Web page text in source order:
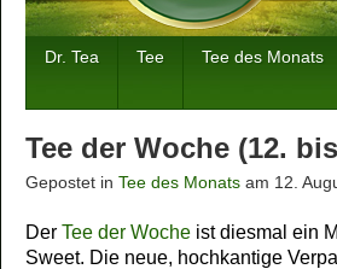
Dr. Tea Tee Tee des Monats
Tee der Woche (12.
Gepostet in Tee des Monats am 12.
Der Tee der Woche ist diesmal ein
Sweet. Die neue, hochkantige